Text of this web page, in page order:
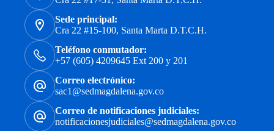
Sede principal:
Cra 22 #15-100, Santa Marta D.T.C.H.
Teléfono conmutador:
+57 (605) 4209645 Ext 200 y 201
Correo electrónico:
sac1@sedmagdalena.gov.co
Correo de notificaciones judiciales:
notificacionesjudiciales@sedmagdalena.gov.co